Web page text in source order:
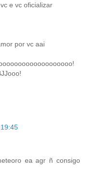
e vc oficializar
por vc aai
ea agr ñ consigo